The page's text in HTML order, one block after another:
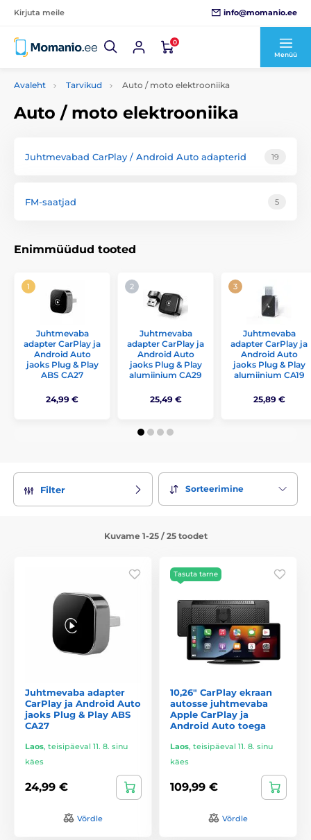
Kirjuta meile info@momanio.ee
0
Menüü
Avaleht Tarvikud Auto / moto elektrooniika
Auto / moto elektrooniika
Juhtmevabad CarPlay / Android Auto adapterid 19
FM-saatjad 5
Enimmüüdud tooted
Juhtmevaba
adapter CarPlay ja
Android Auto
jaoks Plug & Play
ABS CA27
24,99 €
Juhtmevaba
adapter CarPlay ja
Android Auto
jaoks Plug & Play
alumiinium CA29
25,49 €
Juhtmevaba
adapter CarPlay ja
Android Auto
jaoks Plug & Play
alumiinium CA19
25,89 €
Filter Sorteerimine
Kuvame 1-25 / 25 toodet
Juhtmevaba adapter
CarPlay ja Android Auto
jaoks Plug & Play ABS
CA27
Laos, teisipäeval 11. 8. sinu
käes
24,99 €
Võrdle
Tasuta tarne
10,26" CarPlay ekraan
autosse juhtmevaba
Apple CarPlay ja
Android Auto toega
Laos, teisipäeval 11. 8. sinu
käes
109,99 €
Võrdle